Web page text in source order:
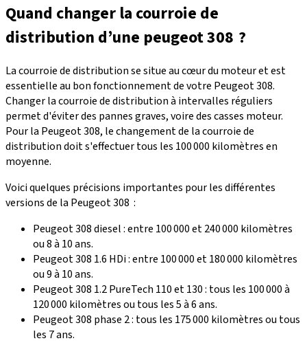
Quand changer la courroie de
distribution d’une peugeot 308 ?
La courroie de distribution se situe au cœur du moteur et est
essentielle au bon fonctionnement de votre Peugeot 308.
Changer la courroie de distributionà intervalles réguliers
permet d'éviter des pannes graves, voire des casses moteur.
Pour la Peugeot 308, le changement de la courroie de
distribution doit s'effectuertous les 100 000 kilomètresen
moyenne.
Voici quelques précisions importantes pour les différentes
versions de la Peugeot 308 :
Peugeot 308 diesel : entre 100 000 et 240 000 kilomètres
ou 8 à 10 ans.
Peugeot 308 1.6 HDi : entre 100 000 et 180 000 kilomètres
ou 9 à 10 ans.
Peugeot 308 1.2 PureTech 110 et 130 : tous les 100 000 à
120 000 kilomètres ou tous les 5 à 6 ans.
Peugeot 308 phase 2 : tous les 175 000 kilomètres ou tous
les 7 ans.